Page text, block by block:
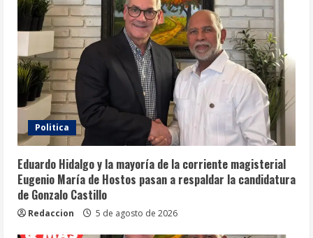
Politica
Eduardo Hidalgo y la mayoría de la corriente magisterial
Eugenio María de Hostos pasan a respaldar la candidatura
de Gonzalo Castillo
Redaccion 5 de agosto de 2026